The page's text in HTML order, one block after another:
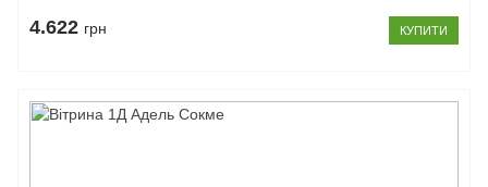
4.622 грн КУПИТИ